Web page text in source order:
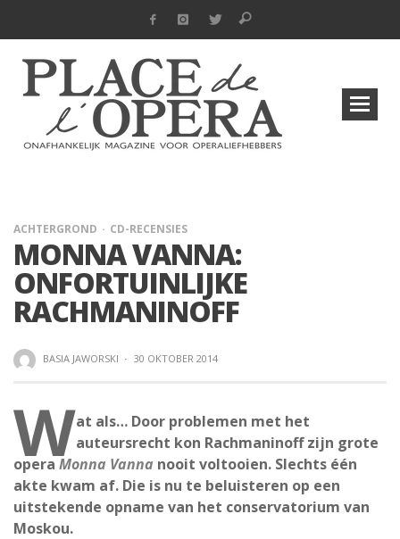
ACHTERGROND CD-RECENSIES
MONNA VANNA:
ONFORTUINLIJKE
RACHMANINOFF
BASIA JAWORSKI · 30 OKTOBER 2014
Wat als… Door problemen met het
auteursrecht kon Rachmaninoff zijn grote
opera Monna Vanna nooit voltooien. Slechts één
akte kwam af. Die is nu te beluisteren op een
uitstekende opname van het conservatorium van
Moskou.